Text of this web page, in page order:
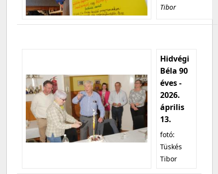
Tibor
Hidvégi
Béla 90
éves -
2026.
április
13.
fotó:
Tüskés
Tibor